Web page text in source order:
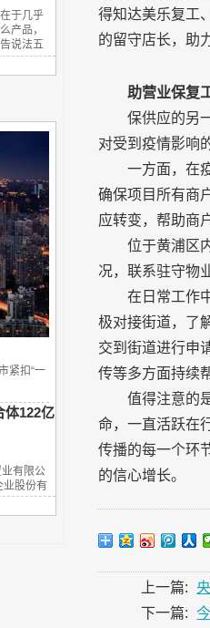
于几乎
产品，
说法五
紧扣“一
体122亿
有限公
业股份有
得知达美乐复工
的留守店长，助
助营业保复
保供应的另
对受到疫情影响
一方面，在
确保项目所有商
应转变，帮助商
位于黄浦区
况，联系驻守物
在日常工作
极对接街道，了
交到街道进行申
传等多方面持续
值得注意的
命，一直活跃在
传播的每一个环
的信心增长。
上一篇:
下一篇: